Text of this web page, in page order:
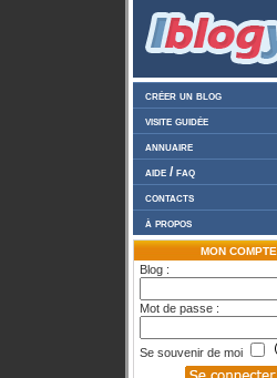
créer un blog
visite guidée
annuaire
aide / faq
contacts
à propos
MON COMPTE
Blog :
Mot de passe :
Se souvenir de moi